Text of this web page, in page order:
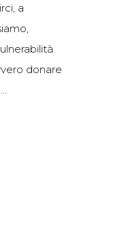
a
donare